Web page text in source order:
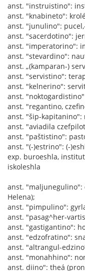
anst. "instruistino":
anst. "knabineto":
anst. "junulino":
anst. "sacerdotino":
anst. "imperatorino":
anst. "stevardino":
anst. „(kamparan-)
anst. "servistino":
anst. "kelnerino":
anst.
anst. "regantino,
anst. "šip-kapitanino":
anst. "aviadila
anst. "paštistino":
anst. "(-)estrino": (-
exp. buroeshla,
iskoleshla
anst. "maljunegulino":
Helena);
anst. "pimpulino":
anst. "pasag^her-
anst. "gastigantino":
anst. "edzofratino":
anst. "altrangul-
anst. "monahhino":
anst. diino": theá